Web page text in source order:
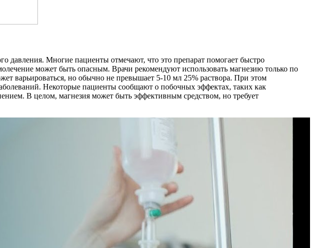
давления. Многие пациенты отмечают, что это препарат помогает быстро
может быть опасным. Врачи рекомендуют использовать магнезию только по
варьироваться, но обычно не превышает 5-10 мл 25% раствора. При этом
Некоторые пациенты сообщают о побочных эффектах, таких как
В целом, магнезия может быть эффективным средством, но требует